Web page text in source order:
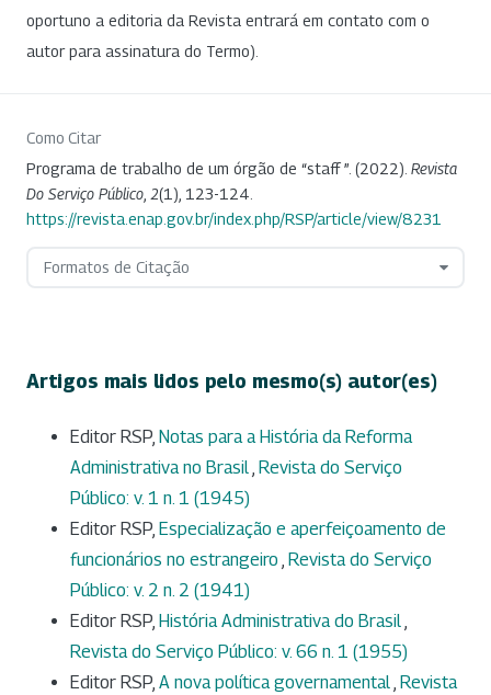
oportuno a editoria da Revista entrará em contato com o
autor para assinatura do Termo).
Como Citar
Programa de trabalho de um órgão de “staff ”. (2022). Revista
Do Serviço Público 2(1), 123-124.
https://revista.enap.gov.br/index.php/RSP/article/view/8231
Formatos de Citação
Artigos mais lidos pelo mesmo(s) autor(es)
Editor RSP, Notas para a História da Reforma
Administrativa no Brasil, Revista do Serviço
Público: v. 1 n. 1 (1945)
Editor RSP, Especialização e aperfeiçoamento de
funcionários no estrangeiro , Revista do Serviço
Público: v. 2 n. 2 (1941)
Editor RSP, História Administrativa do Brasil,
Revista do Serviço Público: v. 66 n. 1 (1955)
Editor RSP, A nova política governamental, Revista